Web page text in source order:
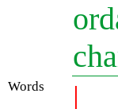
Words |